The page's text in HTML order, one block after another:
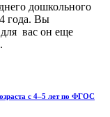
дошкольного
года. Вы
для вас он еще
с 4–5 лет по ФГОС